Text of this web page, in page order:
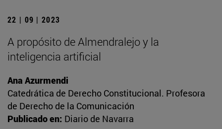
22 | 09 | 2023
A propósito de Almendralejo y la
inteligencia artificial
Ana Azurmendi
Catedrática de Derecho Constitucional. Profesora
de Derecho de la Comunicación
Publicado en: Diario de Navarra